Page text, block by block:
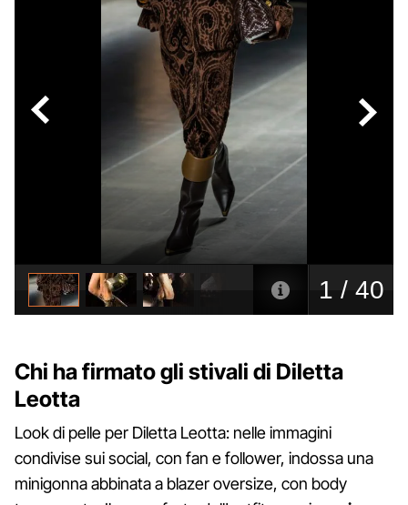
Chi ha firmato gli stivali di Diletta
Leotta
Look di pelle per Diletta Leotta: nelle immagini
condivise sui social, con fan e follower, indossa una
minigonna abbinata a blazer oversize, con body